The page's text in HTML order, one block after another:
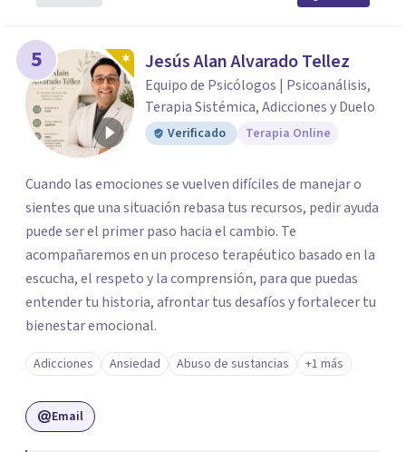
5 Jesús Alan Alvarado Tellez
Equipo de Psicólogos | Psicoanálisis,
Terapia Sistémica, Adicciones y Duelo
Verificado Terapia Online
Cuando las emociones se vuelven difíciles de manejar o
sientes que una situación rebasa tus recursos, pedir ayuda
puede ser el primer paso hacia el cambio. Te
acompañaremos en un proceso terapéutico basado en la
escucha, el respeto y la comprensión, para que puedas
entender tu historia, afrontar tus desafíos y fortalecer tu
bienestar emocional.
Adicciones Ansiedad Abuso de sustancias +1 más
Email